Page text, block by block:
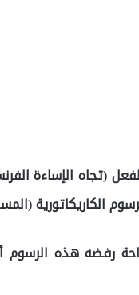
(تجاه الإساءة
الكاريكاتورية
رفضه هذه الرسوم